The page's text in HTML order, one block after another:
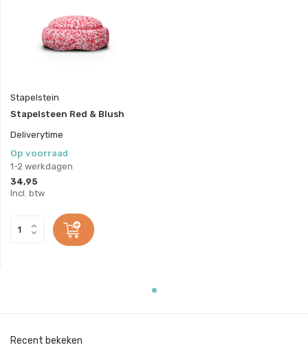
Stapelstein
Stapelsteen Red & Blush
Deliverytime
Op voorraad
1-2 werkdagen
34,95
Incl. btw
Recent bekeken